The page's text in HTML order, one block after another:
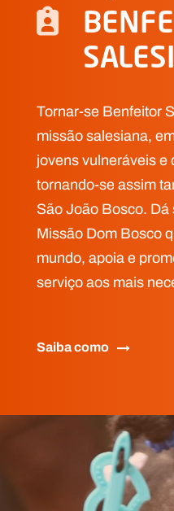
Tornar-se Benfeitor
missão salesiana,
jovens vulneráveis e
tornando-se assim
São João Bosco.
Missão Dom Bosco
mundo, apoia e
serviço aos mais
Saiba como